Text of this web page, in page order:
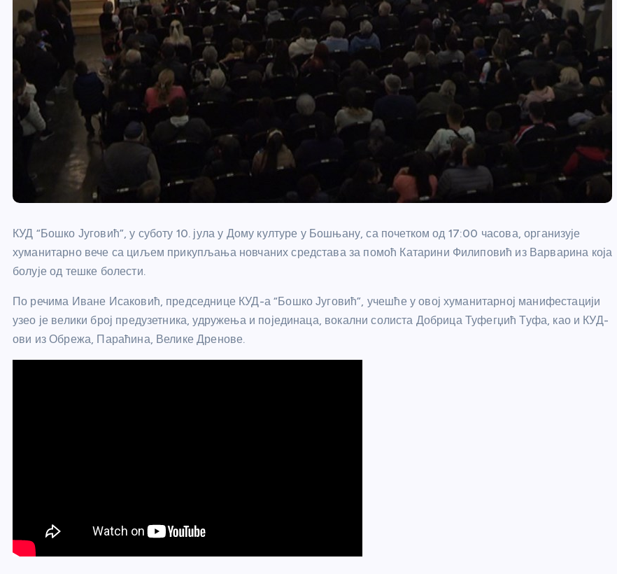
КУД “Бошко Југовић”, у суботу 10. јула у Дому културе у Бошњану, са почетком од 17:00 часова, организује
хуманитарно вече са циљем прикупљања новчаних средстава за помоћ Катарини Филиповић из Варварина која
болује од тешке болести.
По речима Иване Исаковић, председнице КУД-а “Бошко Југовић”, учешће у овој хуманитарној манифестацији
узео је велики број предузетника, удружења и појединаца, вокални солиста Добрица Туфегџић Туфа, као и КУД-
ови из Обрежа, Параћина, Велике Дренове.